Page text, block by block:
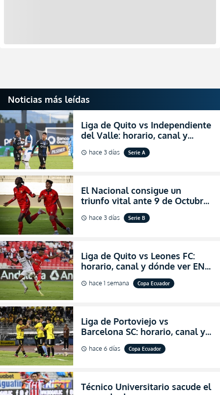
Noticias más leídas
Liga de Quito vs Independiente
del Valle: horario, canal y
dónde ver EN VIVO el
partidazo por la fecha 24 de la
schedule hace 3 días Serie A
El Nacional consigue un
triunfo vital ante 9 de Octubre
para encender la fe en la
salvación
schedule hace 3 días Serie B
Liga de Quito vs Leones FC:
horario, canal y dónde ver EN
VIVO los octavos de final de la
Copa Ecuador 2026
schedule hace 1 semana Copa Ecuador
Liga de Portoviejo vs
Barcelona SC: horario, canal y
dónde ver EN VIVO los octavos
de final de la Copa Ecuador
schedule hace 6 días Copa Ecuador
Técnico Universitario sacude el